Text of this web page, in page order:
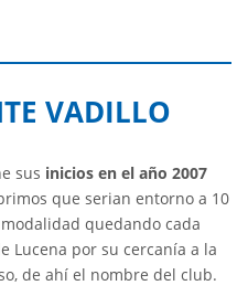
VADILLO
sus inicios en el año 2007
que serian entorno a 10
quedando cada
Lucena por su cercanía a la
de ahí el nombre del club.